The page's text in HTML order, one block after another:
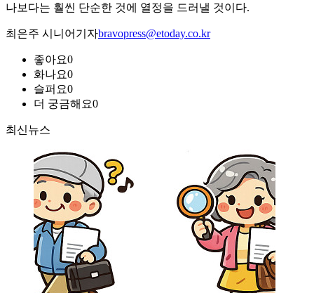
나보다는 훨씬 단순한 것에 열정을 드러낼 것이다.
최은주 시니어기자bravopress@etoday.co.kr
좋아요0
화나요0
슬퍼요0
더 궁금해요0
최신뉴스